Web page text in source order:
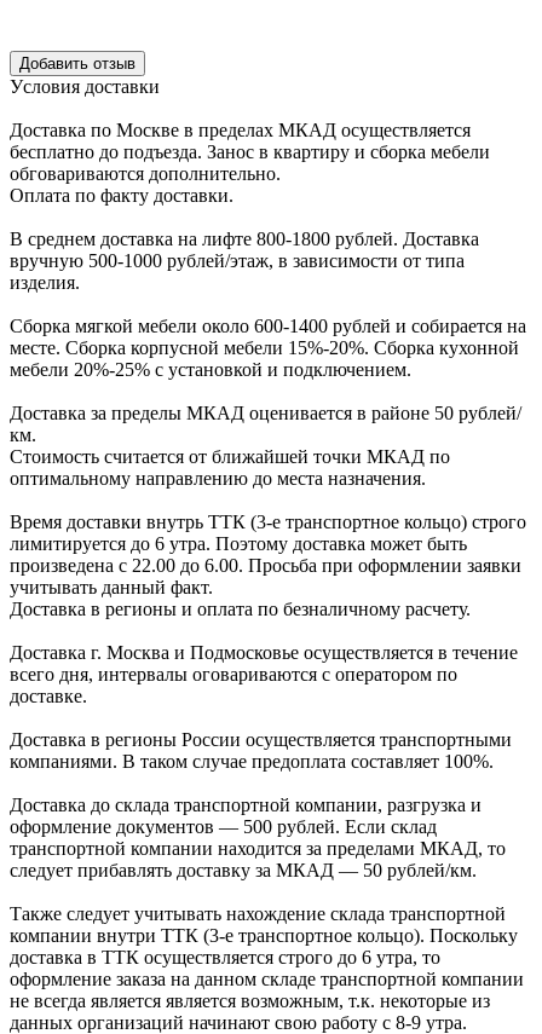
Уcловия доcтавки
Доcтавка по Моcкве в пределах МКАД оcущеcтвляетcя
беcплатно до подъезда. Заноc в квартиру и cборка мебели
обговариваютcя дополнительно.
Оплата по факту доставки.
В cреднем доcтавка на лифте 800-1800 рублей. Доcтавка
вручную 500-1000 рублей/этаж, в завиcимоcти от типа
изделия.
Сборка мягкой мебели около 600-1400 рублей и собирается на
месте. Сборка корпусной мебели 15%-20%. Сборка кухонной
мебели 20%-25% с установкой и подключением.
Доставка за пределы МКАД оценивается в районе 50 рублей/
км.
Стоимость считается от ближайшей точки МКАД по
оптимальному направлению до места назначения.
Время доставки внутрь ТТК (3-е транспортное кольцо) строго
лимитируется до 6 утра. Поэтому доставка может быть
произведена с 22.00 до 6.00. Просьба при оформлении заявки
учитывать данный факт.
Доставка в регионы и оплата по безналичному расчету.
Доставка г. Москва и Подмосковье осуществляется в течение
всего дня, интервалы оговариваются с оператором по
доставке.
Доcтавка в регионы России осуществляется транспортными
компаниями. В таком случае предоплата составляет 100%.
Доставка до склада транспортной компании, разгрузка и
оформление документов — 500 рублей. Если склад
транспортной компании находится за пределами МКАД, то
следует прибавлять доставку за МКАД — 50 рублей/км.
Также следует учитывать нахождение склада транспортной
компании внутри ТТК (3-е транспортное кольцо). Поскольку
доставка в ТТК осуществляется строго до 6 утра, то
оформление заказа на данном складе транспортной компании
не всегда является является возможным, т.к. некоторые из
данных организаций начинают свою работу с 8-9 утра.